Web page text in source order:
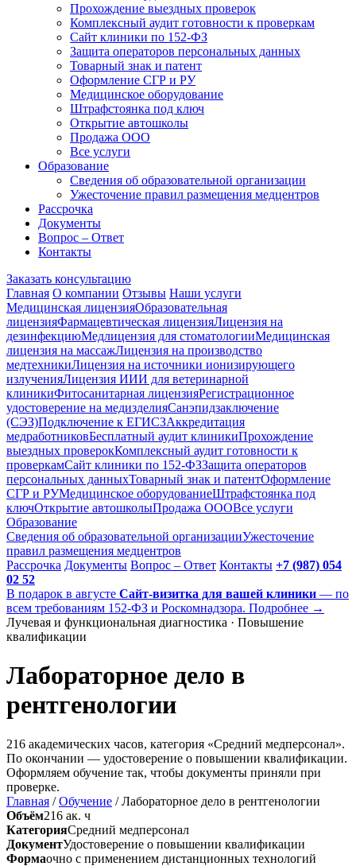
Прохождение выездных проверок
Комплексный аудит готовности к проверкам
Сайт клиники по 152-ФЗ
Защита операторов персональных данных
Товарный знак и патент
Оформление СГР и РУ
Медицинское оборудование
Штрафстоянка под ключ
Открытие автошколы
Продажа ООО
Все услуги
Образование
Сведения об образовательной организации
Ужесточение правил размещения медцентров
Рассрочка
Документы
Вопрос – Ответ
Контакты
Заказать консультацию
Главная О компании Отзывы Наши услуги
Медицинская лицензияОбразовательная
лицензияФармацевтическая лицензияЛицензия на
дезинфекциюМедлицензия для стоматологииМедицинская
лицензия на массажЛицензия на производство
медтехникиЛицензия на источники ионизирующего
излученияЛицензия ИИИ для ветеринарной
клиникиФитосанитарная лицензияРегистрационное
удостоверение на медизделияСанэпидзаключение
(СЭЗ)Подключение к ЕГИСЗАккредитация
медработниковБесплатный аудит клиникиПрохождение
выездных проверокКомплексный аудит готовности к
проверкамСайт клиники по 152-ФЗЗащита операторов
персональных данныхТоварный знак и патентОформление
СГР и РУМедицинское оборудованиеШтрафстоянка под
ключОткрытие автошколыПродажа ОООВсе услуги
Образование
Сведения об образовательной организацииУжесточение
правил размещения медцентров
Рассрочка Документы Вопрос – Ответ Контакты +7 (987) 054
02 52
В подарок в августе Сайт-визитка для вашей клиники — по
всем требованиям 152-ФЗ и Роскомнадзора. Подробнее →
Лучевая и функциональная диагностика · Повышение
квалификации
Лабораторное дело в
рентгенологии
216 академических часов, категория «Средний медперсонал».
По окончании — удостоверение о повышении квалификации.
Оформляем обучение так, чтобы документы приняли при
проверке.
Главная / Обучение / Лабораторное дело в рентгенологии
Объём216 ак. ч
КатегорияСредний медперсонал
ДокументУдостоверение о повышении квалификации
Формаочно с применением дистанционных технологий